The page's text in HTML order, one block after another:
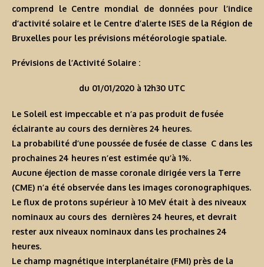
comprend le Centre mondial de données pour l’indice
d’activité solaire et le Centre d’alerte ISES de la Région de
Bruxelles pour les prévisions météorologie spatiale.
Prévisions de l’Activité Solaire :
du 01/01/2020 à 12h30 UTC
Le Soleil est impeccable et n’a pas produit de fusée
éclairante au cours des dernières 24 heures.
La probabilité d’une poussée de fusée de classe C dans les
prochaines 24 heures n’est estimée qu’à 1%.
Aucune éjection de masse coronale dirigée vers la Terre
(CME) n’a été observée dans les images coronographiques.
Le flux de protons supérieur à 10 MeV était à des niveaux
nominaux au cours des dernières 24 heures, et devrait
rester aux niveaux nominaux dans les prochaines 24
heures.
Le champ magnétique interplanétaire (FMI) près de la